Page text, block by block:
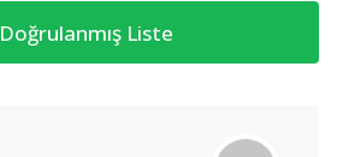
Doğrulanmış Liste